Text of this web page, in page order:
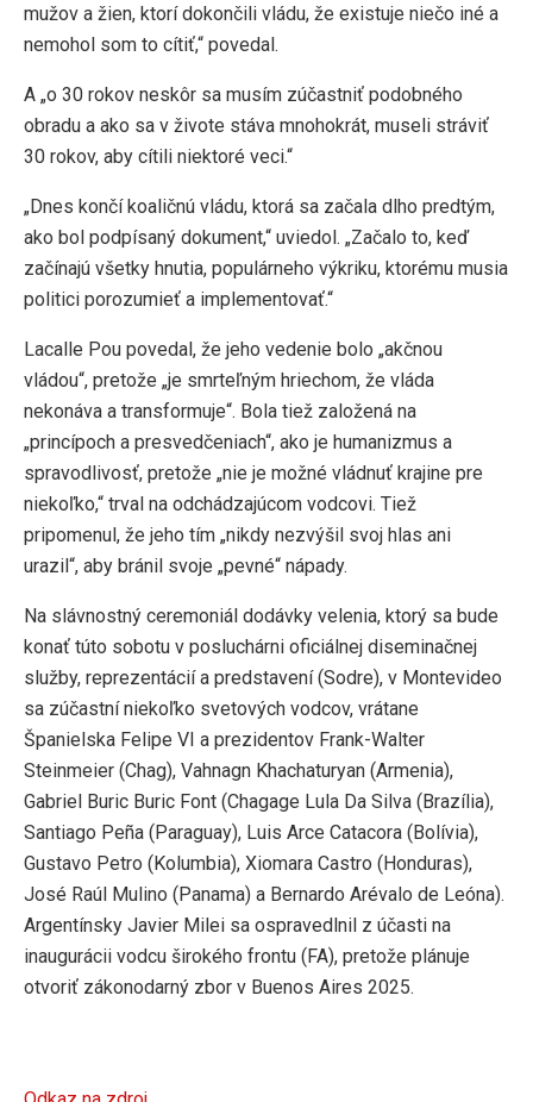
mužov a žien, ktorí dokončili vládu, že existuje niečo iné a
nemohol som to cítiť,“ povedal.
A „o 30 rokov neskôr sa musím zúčastniť podobného
obradu a ako sa v živote stáva mnohokrát, museli stráviť
30 rokov, aby cítili niektoré veci.“
„Dnes končí koaličnú vládu, ktorá sa začala dlho predtým,
ako bol podpísaný dokument,“ uviedol. „Začalo to, keď
začínajú všetky hnutia, populárneho výkriku, ktorému musia
politici porozumieť a implementovať.“
Lacalle Pou povedal, že jeho vedenie bolo „akčnou
vládou“, pretože „je smrteľným hriechom, že vláda
nekonáva a transformuje“. Bola tiež založená na
„princípoch a presvedčeniach“, ako je humanizmus a
spravodlivosť, pretože „nie je možné vládnuť krajine pre
niekoľko,“ trval na odchádzajúcom vodcovi. Tiež
pripomenul, že jeho tím „nikdy nezvýšil svoj hlas ani
urazil“, aby bránil svoje „pevné“ nápady.
Na slávnostný ceremoniál dodávky velenia, ktorý sa bude
konať túto sobotu v posluchárni oficiálnej diseminačnej
služby, reprezentácií a predstavení (Sodre), v Montevideo
sa zúčastní niekoľko svetových vodcov, vrátane
Španielska Felipe VI a prezidentov Frank-Walter
Steinmeier (Chag), Vahnagn Khachaturyan (Armenia),
Gabriel Buric Buric Font (Chagage Lula Da Silva (Brazília),
Santiago Peña (Paraguay), Luis Arce Catacora (Bolívia),
Gustavo Petro (Kolumbia), Xiomara Castro (Honduras),
José Raúl Mulino (Panama) a Bernardo Arévalo de Leóna).
Argentínsky Javier Milei sa ospravedlnil z účasti na
inaugurácii vodcu širokého frontu (FA), pretože plánuje
otvoriť zákonodarný zbor v Buenos Aires 2025.